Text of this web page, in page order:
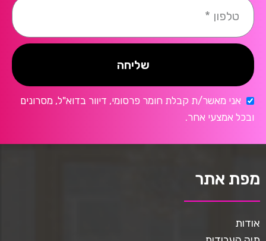
שליחה
אני מאשר/ת קבלת חומר פרסומי, דיוור בדוא"ל, מסרונים
ובכל אמצעי אחר.
מפת אתר
אודות